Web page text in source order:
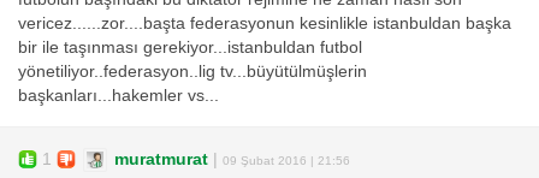
vericez......zor....başta federasyonun kesinlikle istanbuldan başka
bir ile taşınması gerekiyor...istanbuldan futbol
yönetiliyor..federasyon..lig tv...büyütülmüşlerin
başkanları...hakemler vs...
1 muratmurat 09 Şubat 2016 | 21:56